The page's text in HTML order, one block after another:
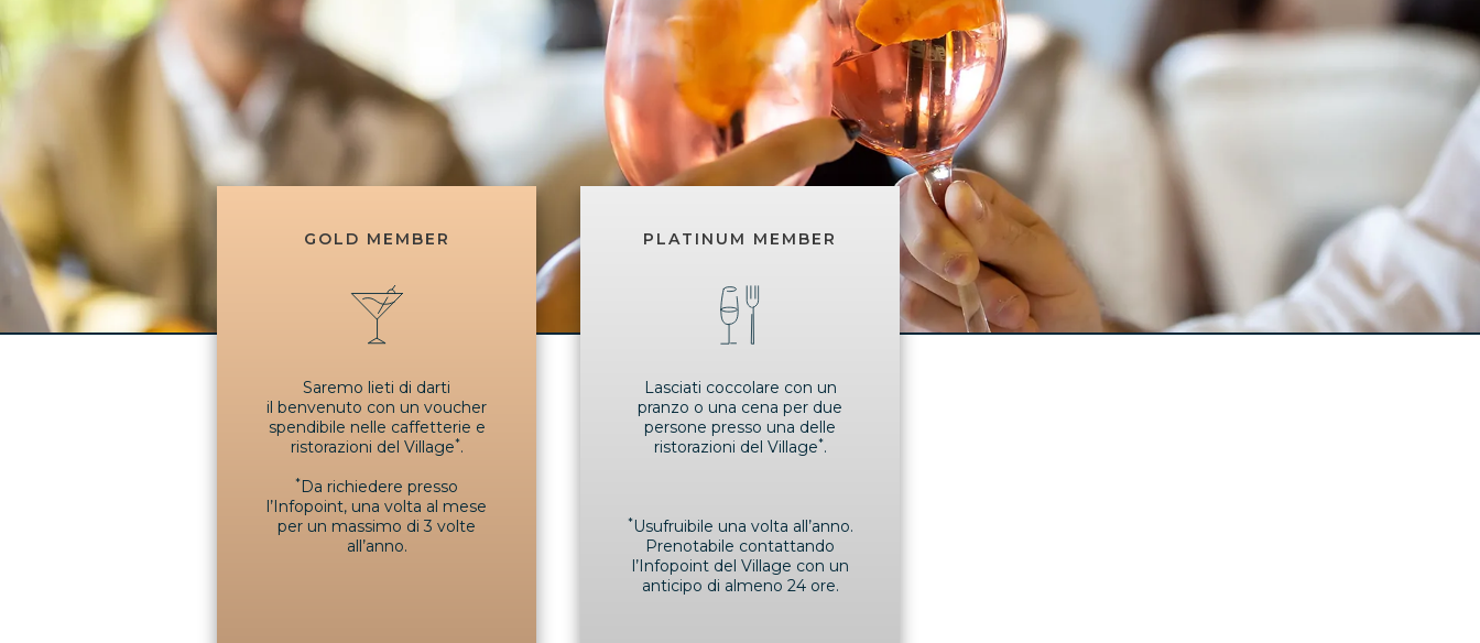
GOLD MEMBER
Saremo lieti di darti
il benvenuto con un voucher
spendibile nelle caffetterie e
ristorazioni del Village*.
*Da richiedere presso
l’Infopoint, una volta al mese
per un massimo di 3 volte
all’anno.
PLATINUM MEMBER
Lasciati coccolare con un
pranzo o una cena per due
persone presso una delle
ristorazioni del Village*.
*Usufruibile una volta all’anno.
Prenotabile contattando
l’Infopoint del Village con un
anticipo di almeno 24 ore.